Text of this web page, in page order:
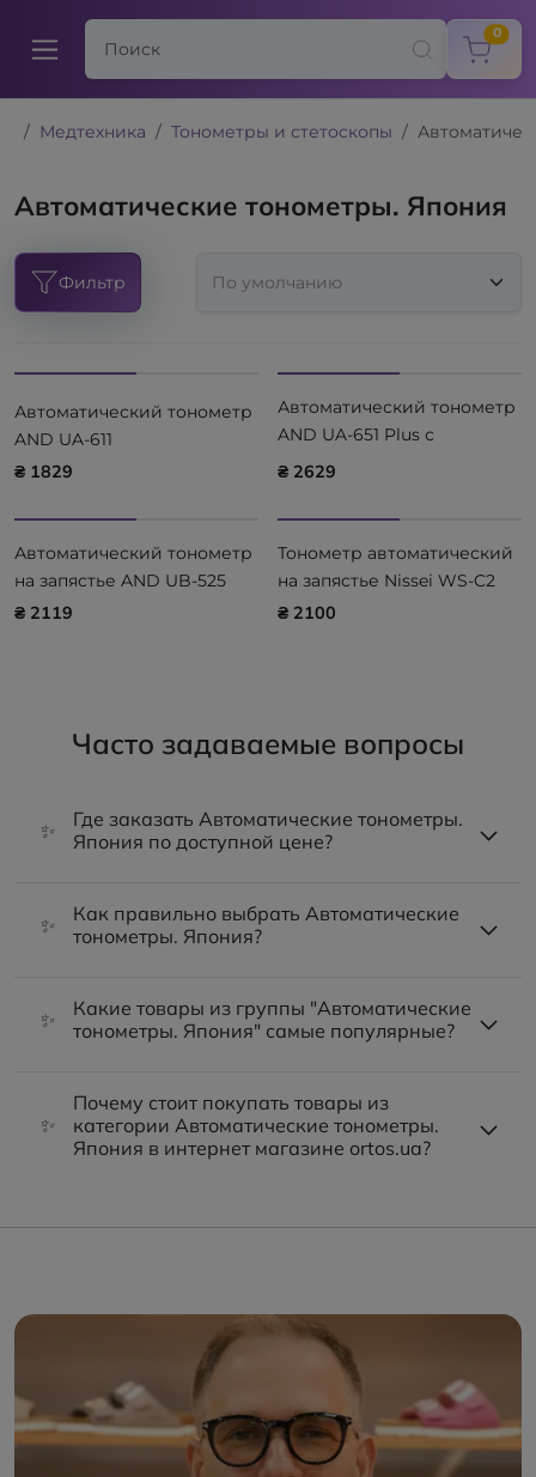
0
Медтехника Тонометры и стетоскопы
Автоматические тонометры. Япония
Фильтр
Автоматический тонометр
AND UA-611
₴ 1829
Автоматический тонометр
AND UA-651 Plus с
адаптером
₴ 2629
Автоматический тонометр
на запястье AND UB-525
₴ 2119
Тонометр автоматический
на запястье Nissei WS-C2
₴ 2100
Часто задаваемые вопросы
✨
Где заказать Автоматические тонометры.
Япония по доступной цене?
✨
Как правильно выбрать Автоматические
тонометры. Япония?
✨
Какие товары из группы "Автоматические
тонометры. Япония" самые популярные?
✨
Почему стоит покупать товары из
категории Автоматические тонометры.
Япония в интернет магазине ortos.ua?